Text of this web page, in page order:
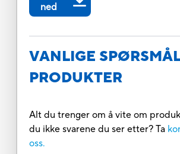
ned
VANLIGE
PRODUKTER
Alt du trenger om å vite om
du ikke svarene du ser etter? Ta
oss.